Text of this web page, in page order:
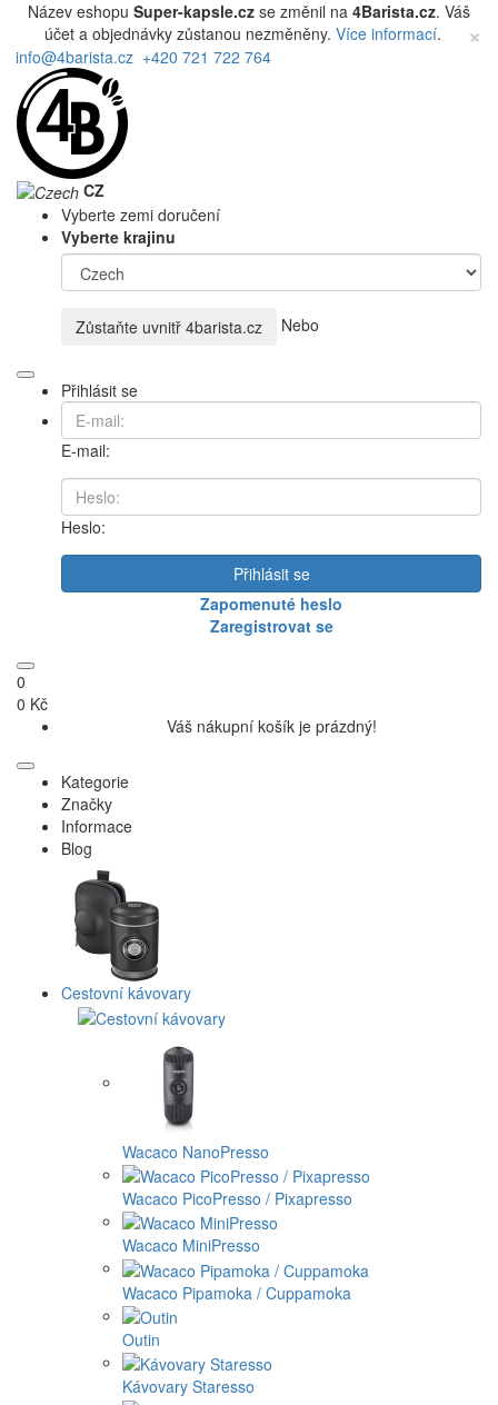
Název eshopu Super-kapsle.cz se změnil na 4Barista.cz. Váš
účet a objednávky zůstanou nezměněny. Více informací. ×
info@4barista.cz +420 721 722 764
CZ
Vyberte zemi doručení
Vyberte krajinu
Zůstaňte uvnitř 4barista.cz Nebo
Přihlásit se
E-mail:
Heslo:
Přihlásit se
Zapomenuté heslo
Zaregistrovat se
0
0 Kč
Váš nákupní košík je prázdný!
Kategorie
Značky
Informace
Blog
Cestovní kávovary
Wacaco NanoPresso
Wacaco PicoPresso / Pixapresso
Wacaco MiniPresso
Wacaco Pipamoka / Cuppamoka
Outin
Kávovary Staresso